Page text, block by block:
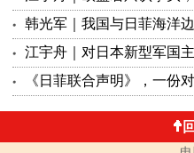
韩光军｜我国与日菲海洋
江宇舟｜对日本新型军国